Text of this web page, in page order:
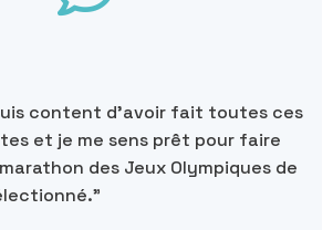
content d'avoir fait toutes ces
et je me sens prêt pour faire
des Jeux Olympiques de